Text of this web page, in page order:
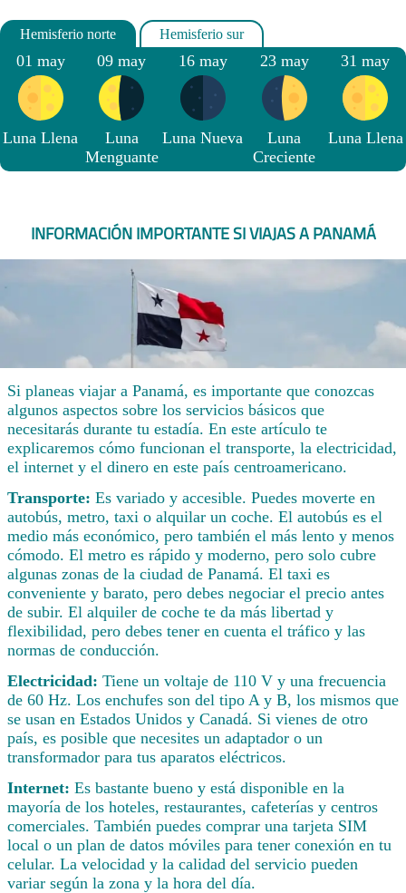
01 may
Luna Llena
09 may
Luna
Menguante
16 may
Luna Nueva
23 may
Luna
Creciente
31 may
Luna Llena
INFORMACIÓN IMPORTANTE SI VIAJAS A PANAMÁ
Si planeas viajar a Panamá, es importante que conozcas
algunos aspectos sobre los servicios básicos que
necesitarás durante tu estadía. En este artículo te
explicaremos cómo funcionan el transporte, la electricidad,
el internet y el dinero en este país centroamericano.
Transporte: Es variado y accesible. Puedes moverte en
autobús, metro, taxi o alquilar un coche. El autobús es el
medio más económico, pero también el más lento y menos
cómodo. El metro es rápido y moderno, pero solo cubre
algunas zonas de la ciudad de Panamá. El taxi es
conveniente y barato, pero debes negociar el precio antes
de subir. El alquiler de coche te da más libertad y
flexibilidad, pero debes tener en cuenta el tráfico y las
normas de conducción.
Electricidad: Tiene un voltaje de 110 V y una frecuencia
de 60 Hz. Los enchufes son del tipo A y B, los mismos que
se usan en Estados Unidos y Canadá. Si vienes de otro
país, es posible que necesites un adaptador o un
transformador para tus aparatos eléctricos.
Internet: Es bastante bueno y está disponible en la
mayoría de los hoteles, restaurantes, cafeterías y centros
comerciales. También puedes comprar una tarjeta SIM
local o un plan de datos móviles para tener conexión en tu
celular. La velocidad y la calidad del servicio pueden
variar según la zona y la hora del día.